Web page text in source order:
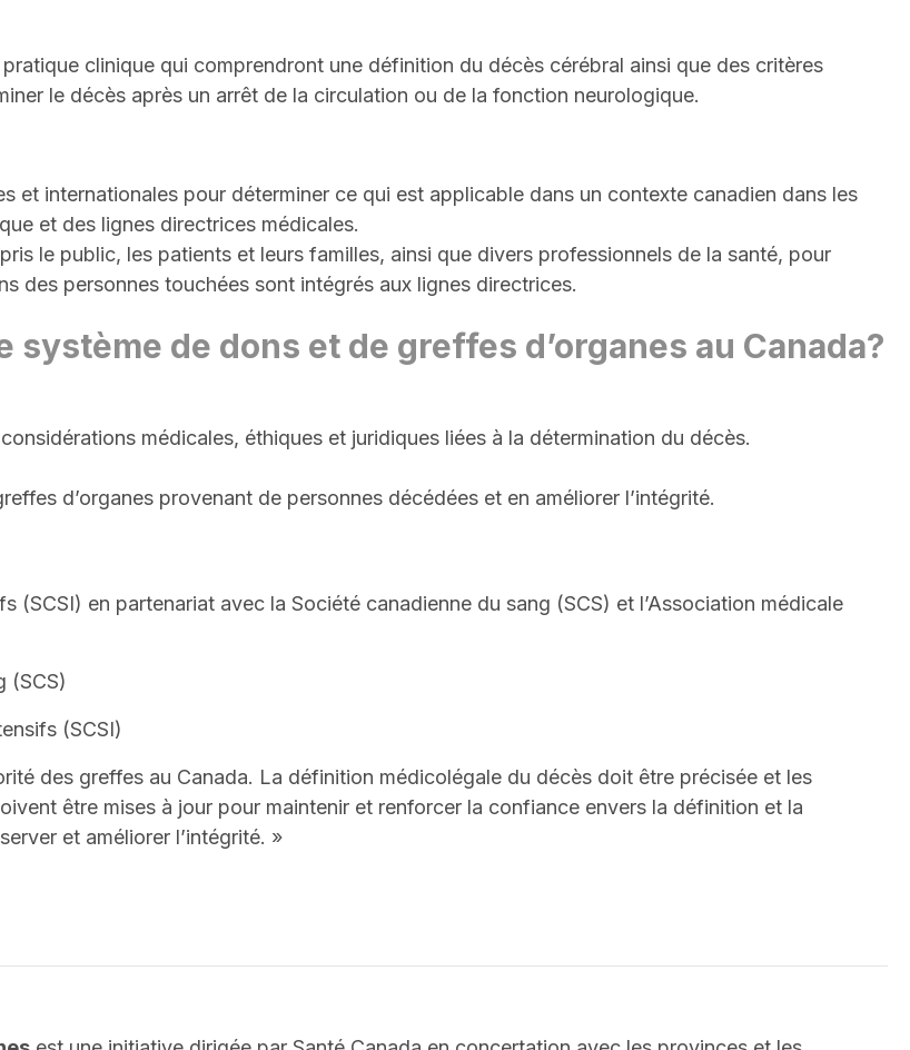
clinique qui comprendront une définition du décès cérébral ainsi que des critères
le décès après un arrêt de la circulation ou de la fonction neurologique.
et internationales pour déterminer ce qui est applicable dans un contexte canadien dans les
et des lignes directrices médicales.
le public, les patients et leurs familles, ainsi que divers professionnels de la santé, pour
des personnes touchées sont intégrés aux lignes directrices.
de dons et de greffes d’organes au Canada?
médicales, éthiques et juridiques liées à la détermination du décès.
d’organes provenant de personnes décédées et en améliorer l’intégrité.
en partenariat avec la Société canadienne du sang (SCS) et l’Association médicale
(SCS)
(SCSI)
des greffes au Canada. La définition médicolégale du décès doit être précisée et les
être mises à jour pour maintenir et renforcer la confiance envers la définition et la
et améliorer l’intégrité. »